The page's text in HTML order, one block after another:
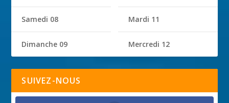
Samedi 08
Dimanche 09
Mardi 11
Mercredi 12
SUIVEZ-NOUS